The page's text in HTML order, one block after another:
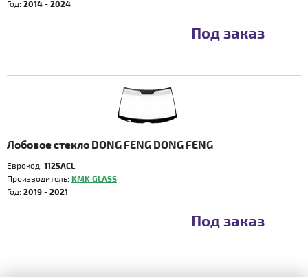
Год: 2014 - 2024
Под заказ
Лобовое стекло DONG FENG DONG FENG
Еврокод: 1125ACL
Производитель: KMK GLASS
Год: 2019 - 2021
Под заказ